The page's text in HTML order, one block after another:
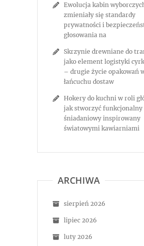
Ewolucja kabin
zmieniały się standardy
prywatności i
głosowania na
Skrzynie drewniane do
jako element logistyki
– drugie życie opakowań
łańcuchu dostaw
Hokery do kuchni w roli
jak stworzyć funkcjonalny
śniadaniowy inspirowany
światowymi kawiarniami
ARCHIWA
sierpień 2026
lipiec 2026
luty 2026